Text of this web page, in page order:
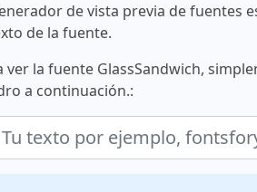
de vista previa de fuentes
de la fuente.
ver la fuente GlassSandwich,
a continuación.: